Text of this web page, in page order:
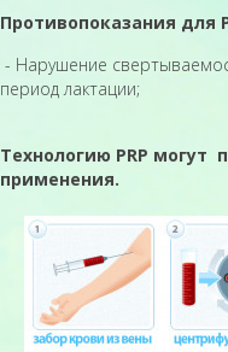
Противопоказания для
- Нарушение
период лактации;
Технологию PRP
применения.